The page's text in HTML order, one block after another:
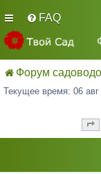
FAQ
Форум
Текущее время: 06